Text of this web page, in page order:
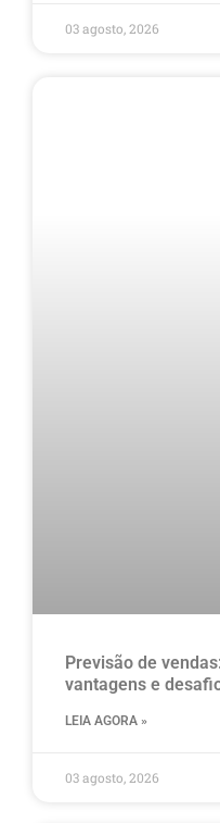
03 agosto, 2026
Previsão de
vantagens e
LEIA AGORA »
03 agosto, 2026